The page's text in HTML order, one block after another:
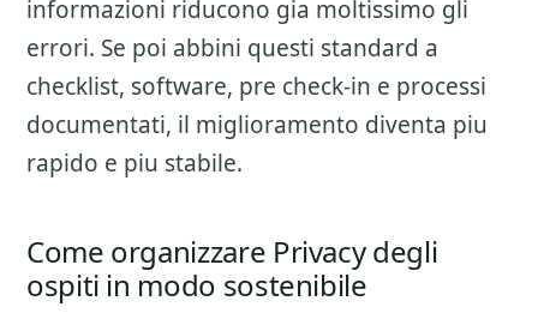
informazioni riducono gia moltissimo gli
errori. Se poi abbini questi standard a
checklist, software, pre check-in e processi
documentati, il miglioramento diventa piu
rapido e piu stabile.
Come organizzare Privacy degli
ospiti in modo sostenibile